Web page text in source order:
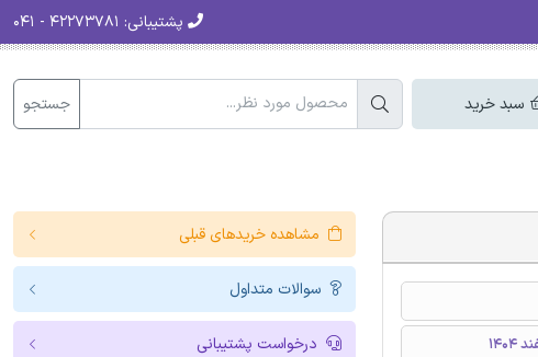
پشتیبانی:
سبد خرید جستجو
مشاهده خریدهای قبلی
سوالات متداول
درخواست پشتیبانی